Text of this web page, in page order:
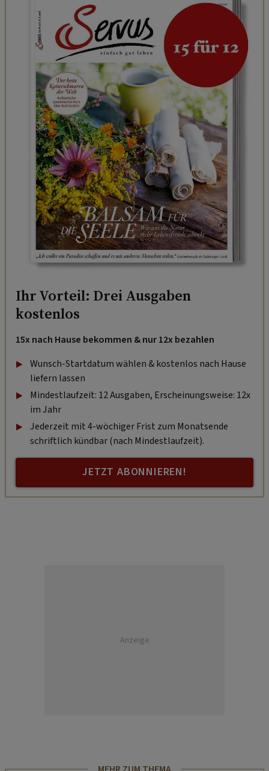
Ihr Vorteil: Drei Ausgaben
kostenlos
15x nach Hause bekommen & nur 12x bezahlen
Wunsch-Startdatum wählen & kostenlos nach Hause
liefern lassen
Mindestlaufzeit: 12 Ausgaben, Erscheinungsweise: 12x
im Jahr
Jederzeit mit 4-wöchiger Frist zum Monatsende
schriftlich kündbar (nach Mindestlaufzeit).
JETZT ABONNIEREN!
Anzeige